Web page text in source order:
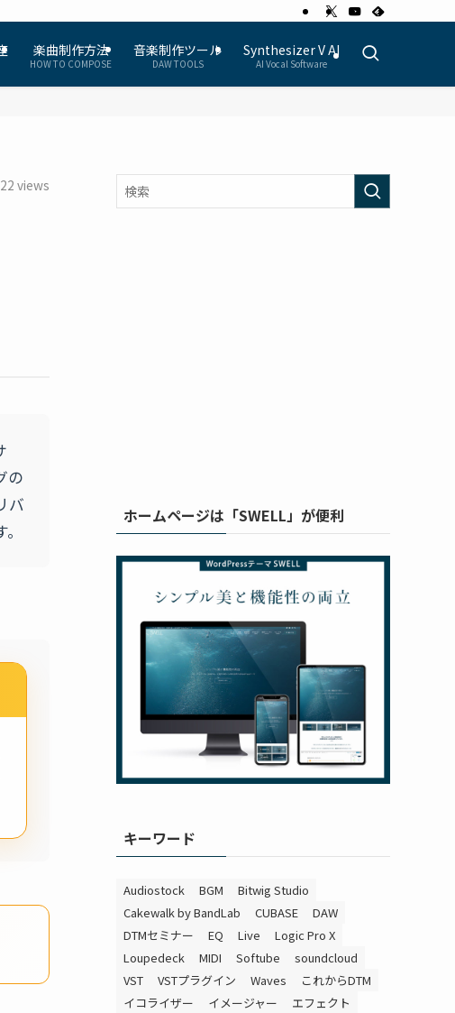
楽曲制作方法
HOW TO COMPOSE
音楽制作ツール
DAW TOOLS
Synthesizer V AI
AI Vocal Software
views
の
バ
ホームページは「SWELL」が便利
キーワード
Audiostock BGM
Bitwig Studio
Cakewalk by BandLab
CUBASE
DAW
DTMセミナー
EQ Live
Logic Pro X
Loupedeck
MIDI Softube
soundcloud
VST
VSTプラグイン Waves
これからDTM
イコライザー
イメージャー
エフェクト